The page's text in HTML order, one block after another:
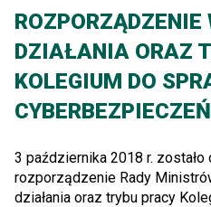
ROZPORZĄDZENIE
DZIAŁANIA ORAZ
KOLEGIUM DO
3 października 2018 r. zostało
rozporządzenie Rady
działania oraz trybu pracy